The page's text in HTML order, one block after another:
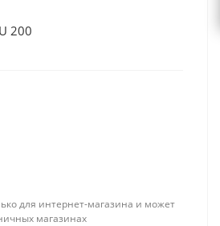
200
для интернет-магазина и может
магазинах